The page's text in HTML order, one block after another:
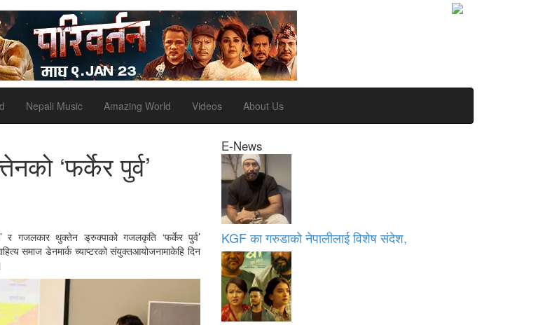
Nepali Music Amazing World Videos About Us
‘फर्केर पुर्व’
र गजलकार थुक्तेन ड्रुक्पाको गजलकृति ‘फर्केर पुर्व’
समाज डेनमार्क च्याप्टरको संयुक्तआयोजनामाकेहि दिन
E-News
KGF का गरुडाको नेपालीलाई विशेष संदेश,